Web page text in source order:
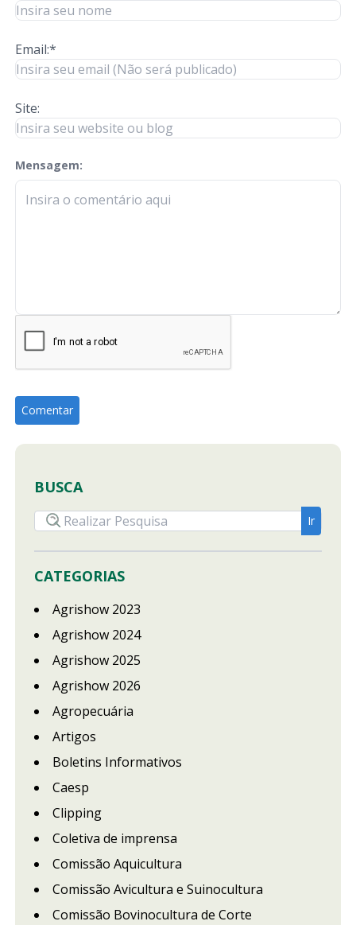
Email:*
Site:
Mensagem:
check-terms
BUSCA
CATEGORIAS
Agrishow 2023
Agrishow 2024
Agrishow 2025
Agrishow 2026
Agropecuária
Artigos
Boletins Informativos
Caesp
Clipping
Coletiva de imprensa
Comissão Aquicultura
Comissão Avicultura e Suinocultura
Comissão Bovinocultura de Corte